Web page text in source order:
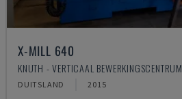
X-MILL 640
KNUTH - VERTICAAL BEWERKINGSCENTRUM
DUITSLAND 2015